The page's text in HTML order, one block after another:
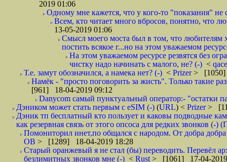
2019 01:06
Одному мне кажется, что у кого-то "показания" не
Всем, кто читает много вбросов, понятно, что
13-05-2019 01:06
Смысл моего моста был в том, что любителям
постить всякое г...но на этом уважаемом
На этом уважаемом ресурсе резвятся без
чистку надо начинать с малого, не? (-) <
Т.е. замут обозначился, а намека нет? (-) < Prizer> [1050]
Намёк - "просто поговорить за жисть". Только такие
[961] 18-04-2019 09:12
Danycom самый пунктуальный оператор:- "остатки
Дэником может стать первым с еSIM (-) (URL) < Prizer>
Дэник тп бесплатный кто пользует и каковы подводные
как резервная связь от этого опсоса для редких звонков (-)
Помониторил инет,по общался с народом. От добра
ОВ > [1289] 18-04-2019 18:28
Старый оранжевый я не стал (бы) переводить. Перевёл
безлимитных звонков мне (-) < Rust > [1061] 17-04-